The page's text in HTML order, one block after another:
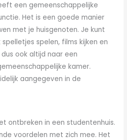
een gemeenschappelijke
Het is een goede manier
met je huisgenoten. Je kunt
spelen, films kijken en
ook altijd naar een
kamer.
aangegeven in de
ontbreken in een studentenhuis.
voordelen met zich mee. Het